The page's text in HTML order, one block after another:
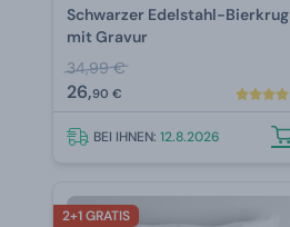
Schwarzer Edelstahl-Bierkrug
mit Gravur
34,99 €
26,90 €
BEI IHNEN: 12.8.2026
2+1 GRATIS